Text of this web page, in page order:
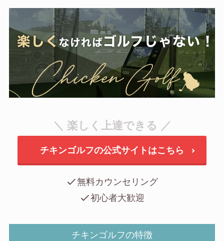
＼ 楽しく上達できる ／
チキンゴルフの公式サイトはこちら
無料カウンセリング
初心者大歓迎
チキンゴルフの特徴